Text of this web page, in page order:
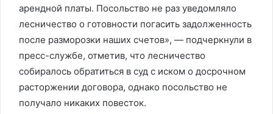
арендной платы. Посольство не раз уведомляло
лесничество о готовности погасить задолженность
после разморозки наших счетов», — подчеркнули в
пресс-службе, отметив, что лесничество
собиралось обратиться в суд с иском о досрочном
расторжении договора, однако посольство не
получало никаких повесток.